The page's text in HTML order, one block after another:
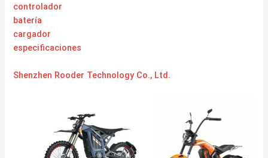
controlador
batería
cargador
especificaciones
Shenzhen Rooder Technology Co., Ltd.